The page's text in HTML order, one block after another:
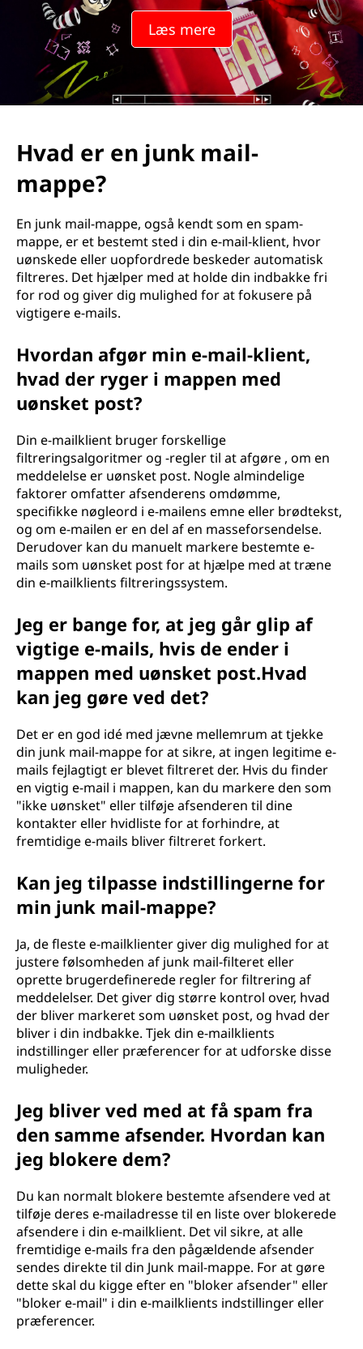
a
m
Læs mere
Hvad er en junk mail-
mappe?
En junk mail-mappe, også kendt som en spam-
mappe, er et bestemt sted i din e-mail-klient, hvor
uønskede eller uopfordrede beskeder automatisk
filtreres. Det hjælper med at holde din indbakke fri
for rod og giver dig mulighed for at fokusere på
vigtigere e-mails.
Hvordan afgør min e-mail-klient,
hvad der ryger i mappen med
uønsket post?
Din e-mailklient bruger forskellige
filtreringsalgoritmer og -regler til at afgøre , om en
meddelelse er uønsket post. Nogle almindelige
faktorer omfatter afsenderens omdømme,
specifikke nøgleord i e-mailens emne eller brødtekst,
og om e-mailen er en del af en masseforsendelse.
Derudover kan du manuelt markere bestemte e-
mails som uønsket post for at hjælpe med at træne
din e-mailklients filtreringssystem.
Jeg er bange for, at jeg går glip af
vigtige e-mails, hvis de ender i
mappen med uønsket post.Hvad
kan jeg gøre ved det?
Det er en god idé med jævne mellemrum at tjekke
din junk mail-mappe for at sikre, at ingen legitime e-
mails fejlagtigt er blevet filtreret der. Hvis du finder
en vigtig e-mail i mappen, kan du markere den som
"ikke uønsket" eller tilføje afsenderen til dine
kontakter eller hvidliste for at forhindre, at
fremtidige e-mails bliver filtreret forkert.
Kan jeg tilpasse indstillingerne for
min junk mail-mappe?
Ja, de fleste e-mailklienter giver dig mulighed for at
justere følsomheden af junk mail-filteret eller
oprette brugerdefinerede regler for filtrering af
meddelelser. Det giver dig større kontrol over, hvad
der bliver markeret som uønsket post, og hvad der
bliver i din indbakke. Tjek din e-mailklients
indstillinger eller præferencer for at udforske disse
muligheder.
Jeg bliver ved med at få spam fra
den samme afsender. Hvordan kan
jeg blokere dem?
Du kan normalt blokere bestemte afsendere ved at
tilføje deres e-mailadresse til en liste over blokerede
afsendere i din e-mailklient. Det vil sikre, at alle
fremtidige e-mails fra den pågældende afsender
sendes direkte til din Junk mail-mappe. For at gøre
dette skal du kigge efter en "bloker afsender" eller
"bloker e-mail" i din e-mailklients indstillinger eller
præferencer.